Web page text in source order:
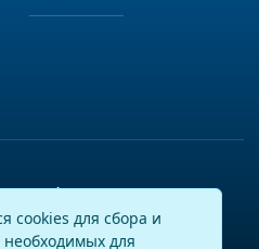
249, офис 225.
cookies для сбора и
для